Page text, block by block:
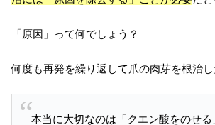
「原因」って何でしょう？
何度も再発を繰り返して爪の肉芽を根治
本当に大切なのは「クエン酸をのせる